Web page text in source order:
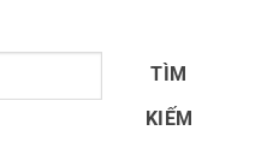
TÌM
KIẾM